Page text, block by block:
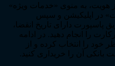
هویت، به منوی «خدمات ویژه»
در اپلیکیشن و سپس
پاسپورت دارای تاریخ انقضا،
را انجام دهید. در ادامه
خود را انتخاب کرده و از
بانکی آن را خریداری کنید.